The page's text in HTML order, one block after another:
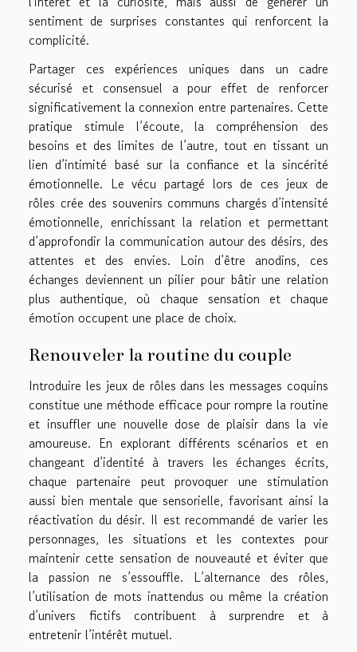
sentiment de surprises constantes qui renforcent la
complicité.
Partager ces expériences uniques dans un cadre
sécurisé et consensuel a pour effet de renforcer
significativement la connexion entre partenaires. Cette
pratique stimule l’écoute, la compréhension des
besoins et des limites de l’autre, tout en tissant un
lien d’intimité basé sur la confiance et la sincérité
émotionnelle. Le vécu partagé lors de ces jeux de
rôles crée des souvenirs communs chargés d’intensité
émotionnelle, enrichissant la relation et permettant
d’approfondir la communication autour des désirs, des
attentes et des envies. Loin d’être anodins, ces
échanges deviennent un pilier pour bâtir une relation
plus authentique, où chaque sensation et chaque
émotion occupent une place de choix.
Renouveler la routine du couple
Introduire les jeux de rôles dans les messages coquins
constitue une méthode efficace pour rompre la routine
et insuffler une nouvelle dose de plaisir dans la vie
amoureuse. En explorant différents scénarios et en
changeant d’identité à travers les échanges écrits,
chaque partenaire peut provoquer une stimulation
aussi bien mentale que sensorielle, favorisant ainsi la
réactivation du désir. Il est recommandé de varier les
personnages, les situations et les contextes pour
maintenir cette sensation de nouveauté et éviter que
la passion ne s’essouffle. L’alternance des rôles,
l’utilisation de mots inattendus ou même la création
d’univers fictifs contribuent à surprendre et à
entretenir l’intérêt mutuel.